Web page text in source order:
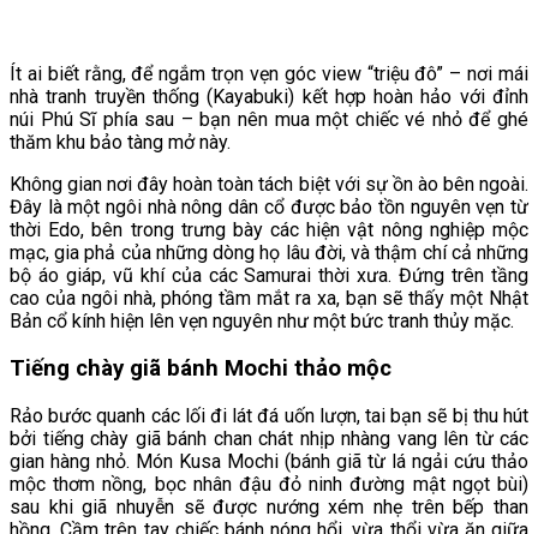
Ít ai biết rằng, để ngắm trọn vẹn góc view “triệu đô” – nơi mái
nhà tranh truyền thống (Kayabuki) kết hợp hoàn hảo với đỉnh
núi Phú Sĩ phía sau – bạn nên mua một chiếc vé nhỏ để ghé
thăm khu bảo tàng mở này.
Không gian nơi đây hoàn toàn tách biệt với sự ồn ào bên ngoài.
Đây là một ngôi nhà nông dân cổ được bảo tồn nguyên vẹn từ
thời Edo, bên trong trưng bày các hiện vật nông nghiệp mộc
mạc, gia phả của những dòng họ lâu đời, và thậm chí cả những
bộ áo giáp, vũ khí của các Samurai thời xưa. Đứng trên tầng
cao của ngôi nhà, phóng tầm mắt ra xa, bạn sẽ thấy một Nhật
Bản cổ kính hiện lên vẹn nguyên như một bức tranh thủy mặc.
Tiếng chày giã bánh Mochi thảo mộc
Rảo bước quanh các lối đi lát đá uốn lượn, tai bạn sẽ bị thu hút
bởi tiếng chày giã bánh chan chát nhịp nhàng vang lên từ các
gian hàng nhỏ. Món Kusa Mochi (bánh giã từ lá ngải cứu thảo
mộc thơm nồng, bọc nhân đậu đỏ ninh đường mật ngọt bùi)
sau khi giã nhuyễn sẽ được nướng xém nhẹ trên bếp than
hồng. Cầm trên tay chiếc bánh nóng hổi, vừa thổi vừa ăn giữa